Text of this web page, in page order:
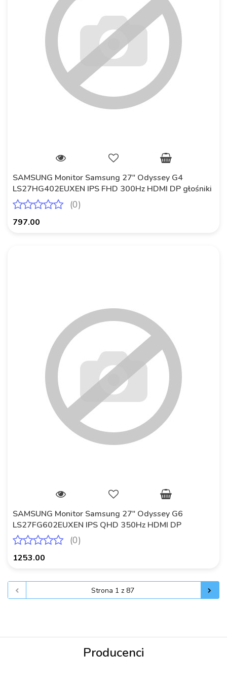
SAMSUNG Monitor Samsung 27" Odyssey G4
LS27HG402EUXEN IPS FHD 300Hz HDMI DP głośniki
(0)
797.00
SAMSUNG Monitor Samsung 27" Odyssey G6
LS27FG602EUXEN IPS QHD 350Hz HDMI DP
(0)
1253.00
Producenci